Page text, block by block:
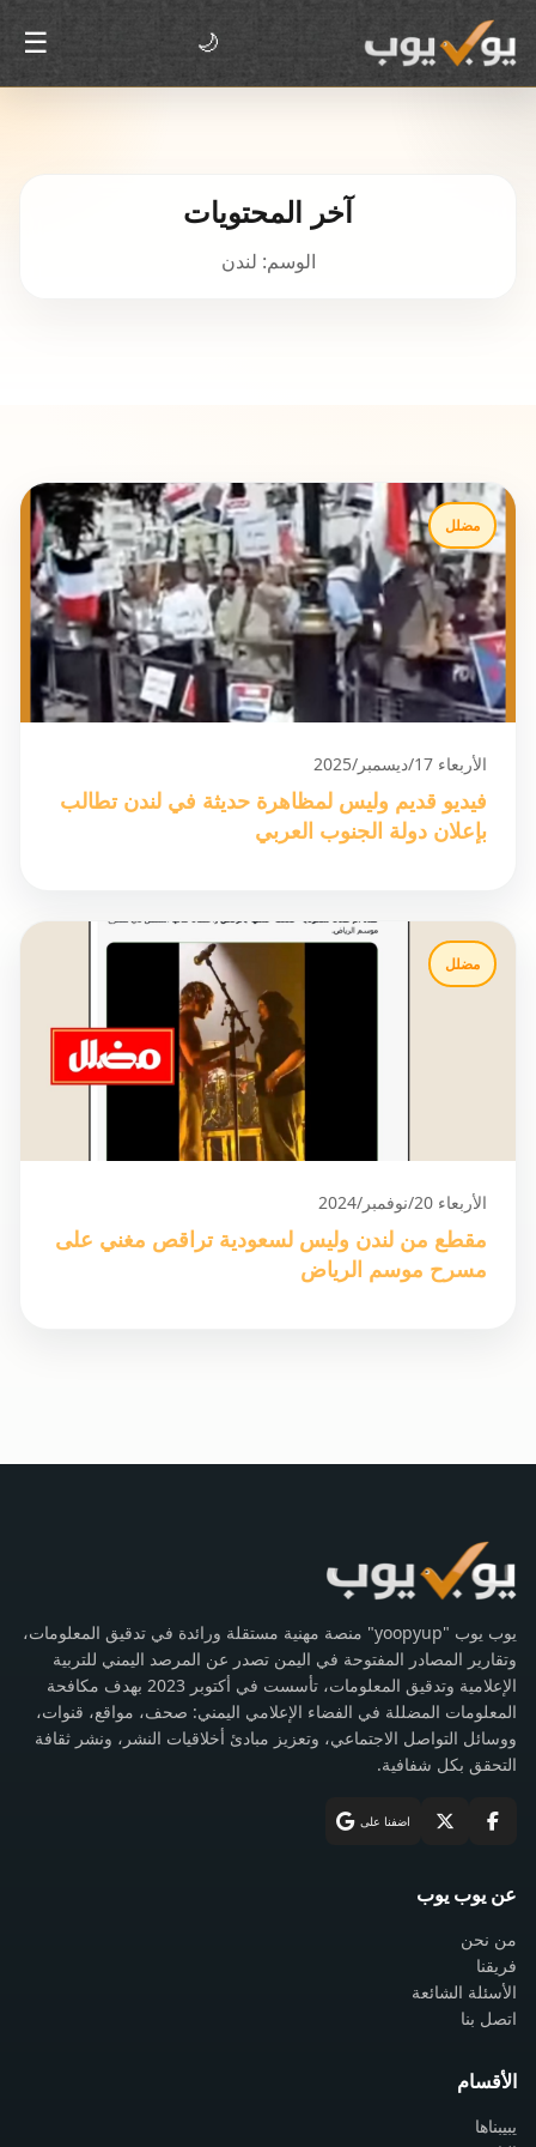
🌙
☰
آخر المحتويات
الوسم: لندن
مضلل
الأربعاء 17/ديسمبر/2025
فيديو قديم وليس لمظاهرة حديثة في لندن تطالب
بإعلان دولة الجنوب العربي
مضلل
الأربعاء 20/نوفمبر/2024
مقطع من لندن وليس لسعودية تراقص مغني على
مسرح موسم الرياض
يوب يوب "yoopyup" منصة مهنية مستقلة ورائدة في تدقيق المعلومات،
وتقارير المصادر المفتوحة في اليمن تصدر عن المرصد اليمني للتربية
الإعلامية وتدقيق المعلومات، تأسست في أكتوبر 2023 بهدف مكافحة
المعلومات المضللة في الفضاء الإعلامي اليمني: صحف، مواقع، قنوات،
ووسائل التواصل الاجتماعي، وتعزيز مبادئ أخلاقيات النشر، ونشر ثقافة
التحقق بكل شفافية.
اضفنا على
عن يوب يوب
من نحن
فريقنا
الأسئلة الشائعة
اتصل بنا
الأقسام
يبيبناها